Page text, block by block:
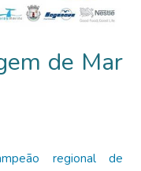
de Mar
regional de